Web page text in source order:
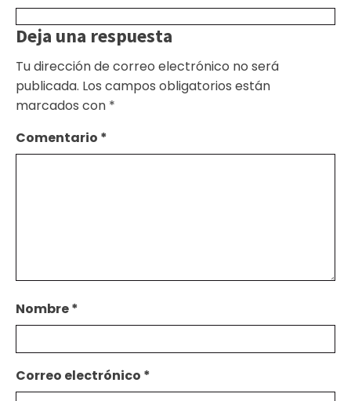
Deja una respuesta
Tu dirección de correo electrónico no será
publicada. Los campos obligatorios están
marcados con *
Comentario *
Nombre*
Correo electrónico *